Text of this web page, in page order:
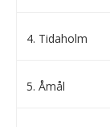
4. Tidaholm
5. Åmål